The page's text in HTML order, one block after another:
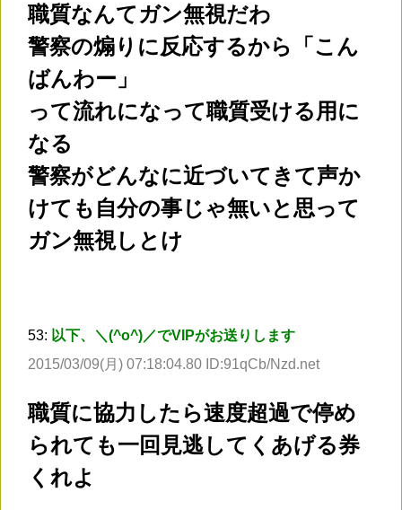
職質なんてガン無視だわ
警察の煽りに反応するから「こん
ばんわー」
って流れになって職質受ける用に
なる
警察がどんなに近づいてきて声か
けても自分の事じゃ無いと思って
ガン無視しとけ
53: 以下、＼(^o^)／でVIPがお送りします
2015/03/09(月) 07:18:04.80 ID:91qCb/Nzd.net
職質に協力したら速度超過で停め
られても一回見逃してくあげる券
くれよ